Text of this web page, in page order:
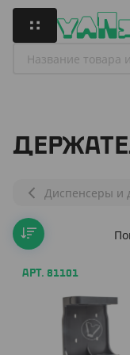
Диспенсеры и
АРТ. 81101